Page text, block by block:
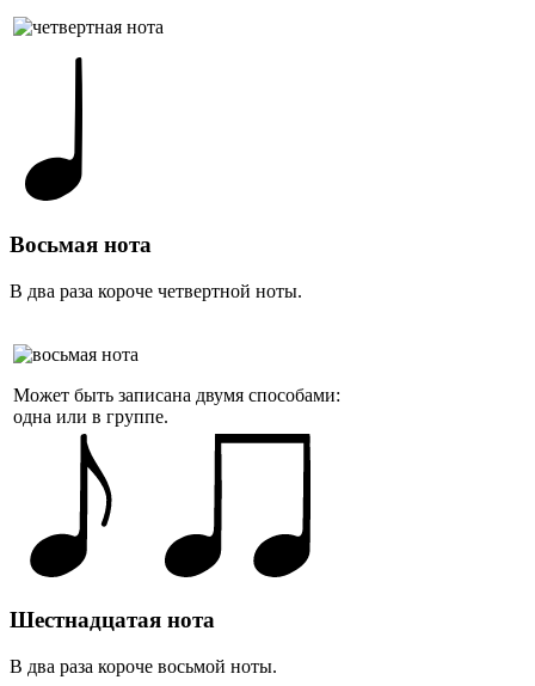
Восьмая нота
В два раза короче четвертной ноты.
Может быть записана двумя способами:
одна или в группе.
Шестнадцатая нота
В два раза короче восьмой ноты.